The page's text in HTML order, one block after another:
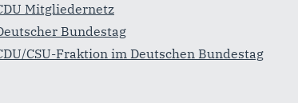
Mitgliedernetz
Bundestag
CSU-Fraktion im Deutschen Bundestag